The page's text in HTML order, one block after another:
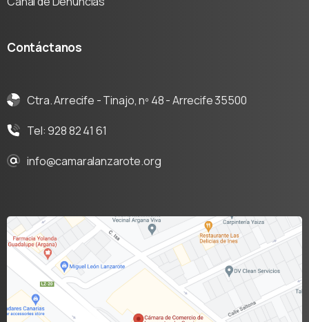
Contáctanos
Ctra. Arrecife - Tinajo, nº 48 - Arrecife 35500
Tel: 928 82 41 61
info@camaralanzarote.org